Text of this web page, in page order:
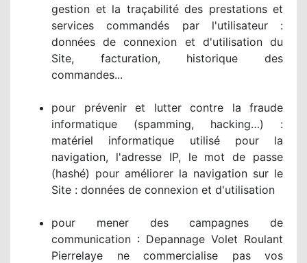
gestion et la traçabilité des prestations et
services commandés par l'utilisateur :
données de connexion et d'utilisation du
Site, facturation, historique des
commandes...
pour prévenir et lutter contre la fraude
informatique (spamming, hacking…) :
matériel informatique utilisé pour la
navigation, l'adresse IP, le mot de passe
(hashé) pour améliorer la navigation sur le
Site : données de connexion et d'utilisation
pour mener des campagnes de
communication : Depannage Volet Roulant
Pierrelaye ne commercialise pas vos